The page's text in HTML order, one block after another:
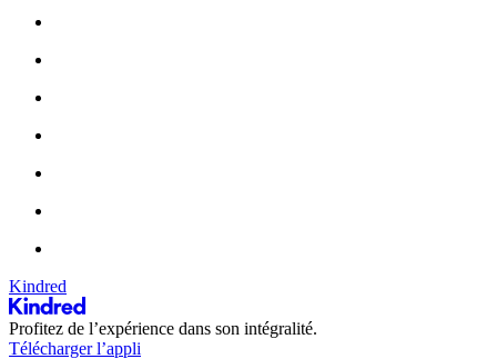
Kindred
Profitez de l’expérience dans son intégralité.
Télécharger l’appli